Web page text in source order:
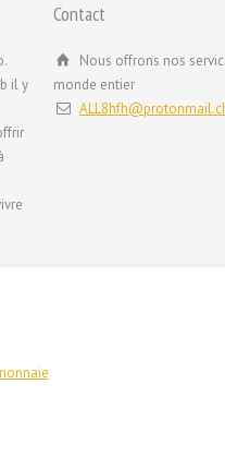
il y
Contact
Nous offrons nos
monde entier